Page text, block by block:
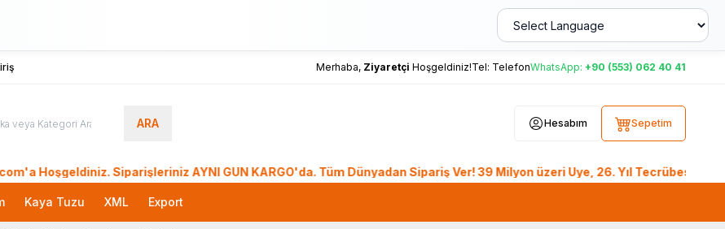
Merhaba, Ziyaretçi Hoşgeldiniz!Tel: TelefonWhatsApp: +90 (553) 062 40 41
ARA Hesabım Sepetim
Hoşgeldiniz. Siparişleriniz AYNI GÜN KARGO'da. Tüm Dünyadan Sipariş Ver! 39 Milyon üzeri Üye, 26. Yıl Tecrübesiyle
Kaya Tuzu XML Export